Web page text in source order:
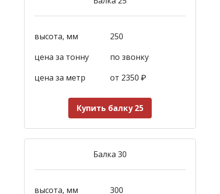
высота, мм
250
цена за тонну
по звонку
цена за метр
от 2350 ₽
Купить балку 25
Балка 30
высота, мм
300